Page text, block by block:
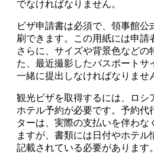
でなければなりません。
ビザ申請書は必須で、領事館公
刷できます。この用紙には申請
さらに、サイズや背景色などの
た、最近撮影したパスポートサ
一緒に提出しなければなりませ
観光ビザを取得するには、ロシ
ホテル予約が必要です。予約代
ターは、実際の支払いを伴わな
ますが、書類には日付やホテル
記載されている必要があります。